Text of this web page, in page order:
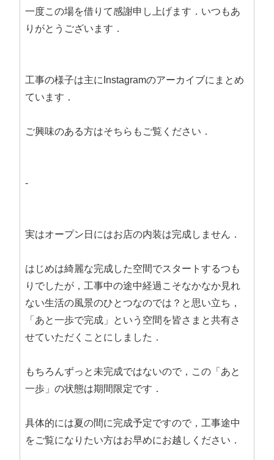
一度この場を借りて感謝申し上げます．いつもあ
りがとうございます．
工事の様子は主にInstagramのアーカイブにまとめ
ています．
ご興味のある方はそちらもご覧ください．
-
実はオープン日にはお店の内装は完成しません．
はじめは綺麗な完成した空間でスタートするつも
りでしたが，工事中の途中経過こそなかなか見れ
ない生活の風景のひとつなのでは？と思い立ち，
「あと一歩で完成」という空間を皆さまと共有さ
せていただくことにしました．
もちろんずっと未完成ではないので，この「あと
一歩」の状態は期間限定です．
具体的には夏の間に完成予定ですので，工事途中
をご覧になりたい方はお早めにお越しください．